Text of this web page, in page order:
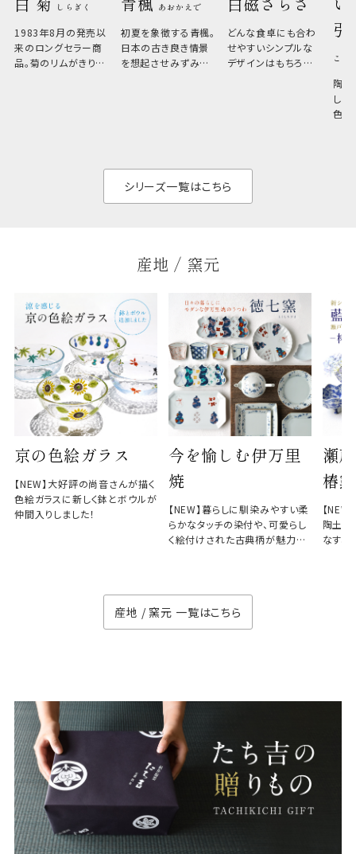
しらぎく
1983年8月の発売以
来のロングセラー商
品。菊のリムがきりっ
あおかえで
初夏を象徴する青楓。
日本の古き良き情景
を想起させみずみず
どんな食卓にも合わ
せやすいシンプルな
デザインはもちろん、
こひ
陶器
しい
色の
シリーズ一覧はこちら
産地 / 窯元
京の色絵ガラス
【NEW】大好評の尚音さんが描く
色絵ガラスに新しく鉢とボウルが
仲間入りしました！
今を愉しむ伊万里
焼
【NEW】暮らしに馴染みやすい柔
らかなタッチの染付や、可愛らし
く絵付けされた古典柄が魅力の
瀬
椿窯
【
陶土と
なす、
産地 / 窯元 一覧はこちら